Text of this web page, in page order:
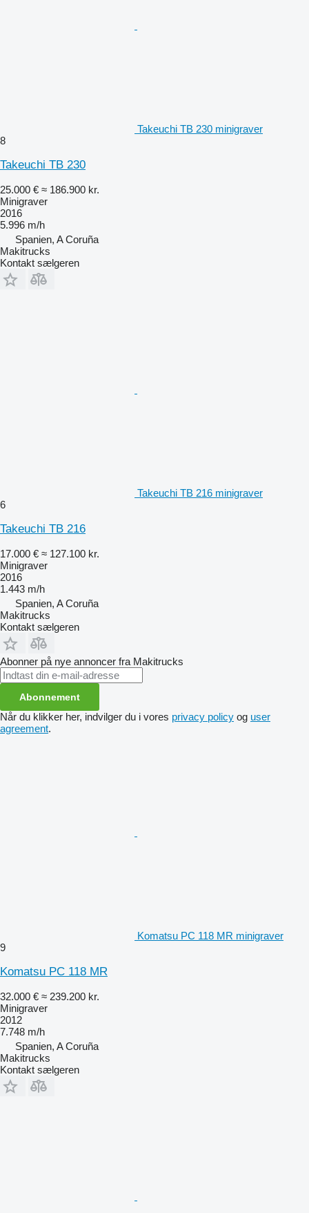
Takeuchi TB 230 minigraver
8
Takeuchi TB 230
25.000 € ≈ 186.900 kr.
Minigraver
2016
5.996 m/h
Spanien, A Coruña
Makitrucks
Kontakt sælgeren
Takeuchi TB 216 minigraver
6
Takeuchi TB 216
17.000 € ≈ 127.100 kr.
Minigraver
2016
1.443 m/h
Spanien, A Coruña
Makitrucks
Kontakt sælgeren
Abonner på nye annoncer fra Makitrucks
Abonnement
Når du klikker her, indvilger du i vores privacy policy og user
agreement.
Komatsu PC 118 MR minigraver
9
Komatsu PC 118 MR
32.000 € ≈ 239.200 kr.
Minigraver
2012
7.748 m/h
Spanien, A Coruña
Makitrucks
Kontakt sælgeren